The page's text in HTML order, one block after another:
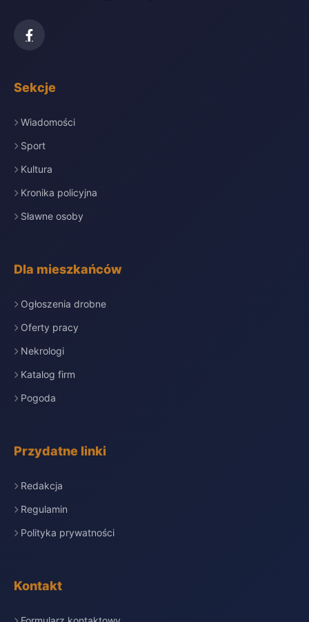
Sekcje
Wiadomości
Sport
Kultura
Kronika policyjna
Sławne osoby
Dla mieszkańców
Ogłoszenia drobne
Oferty pracy
Nekrologi
Katalog firm
Pogoda
Przydatne linki
Redakcja
Regulamin
Polityka prywatności
Kontakt